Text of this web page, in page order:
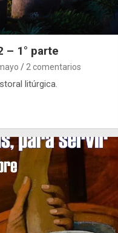
– 1° parte
2 comentarios
litúrgica.